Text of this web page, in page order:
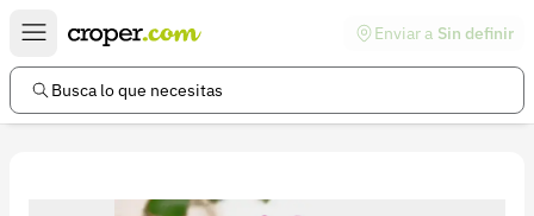
Enviar a Sin definir
Busca lo que necesitas
Enlaces de interés
Preguntas frecuentes